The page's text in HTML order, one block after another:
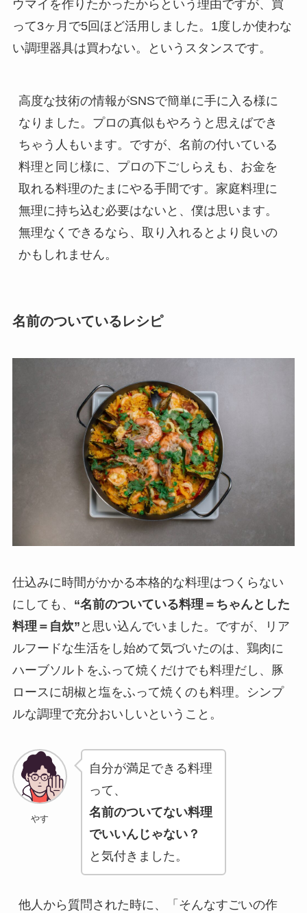
ウマイを作りたかったからという理由ですが、買
って3ヶ月で5回ほど活用しました。1度しか使わな
い調理器具は買わない。というスタンスです。
高度な技術の情報がSNSで簡単に手に入る様に
なりました。プロの真似もやろうと思えばでき
ちゃう人もいます。ですが、名前の付いている
料理と同じ様に、プロの下ごしらえも、お金を
取れる料理のたまにやる手間です。家庭料理に
無理に持ち込む必要はないと、僕は思います。
無理なくできるなら、取り入れるとより良いの
かもしれません。
名前のついているレシピ
仕込みに時間がかかる本格的な料理はつくらない
にしても、 “名前のついている料理＝ちゃんとした
料理＝自炊” と思い込んでいました。ですが、リア
ルフードな生活をし始めて気づいたのは、鶏肉に
ハーブソルトをふって焼くだけでも料理だし、豚
ロースに胡椒と塩をふって焼くのも料理。シンプ
ルな調理で充分おいしいということ。
やす
自分が満足できる料理
って、
名前のついてない料理
でいいんじゃない？
と気付きました。
他人から質問された時に、「そんなすごいの作